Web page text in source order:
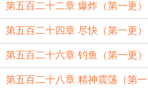
第五百二十二章 爆炸（第一更）
第五百二十四章 尽快（第一更）
第五百二十六章 钓鱼（第一更）
第五百二十八章 精神震荡（第一